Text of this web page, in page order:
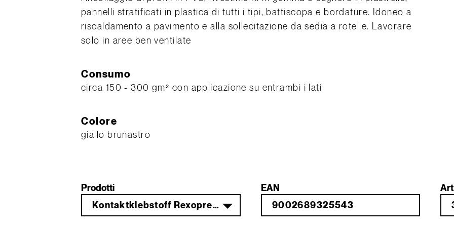
pannelli stratificati in plastica di tutti i tipi, battiscopa e bordature. Idoneo a
riscaldamento a pavimento e alla sollecitazione da sedia a rotelle. Lavorare
solo in aree ben ventilate
Consumo
circa 150 - 300 gm² con applicazione su entrambi i lati
Colore
giallo brunastro
Prodotti
Kontaktklebstoff Rexopren KK 346 0,7 kg
EAN